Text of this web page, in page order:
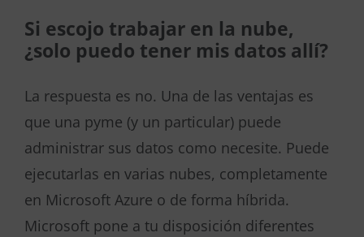
Si escojo trabajar en la nube,
¿solo puedo tener mis datos allí?
La respuesta es no. Una de las ventajas es
que una pyme (y un particular) puede
administrar sus datos como necesite. Puede
ejecutarlas en varias nubes, completamente
en Microsoft Azure o de forma híbrida.
Microsoft pone a tu disposición diferentes